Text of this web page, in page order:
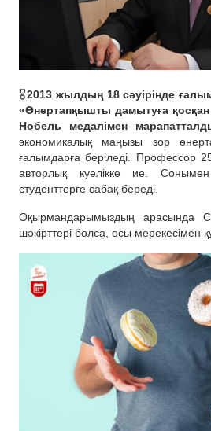
🎖2013 жылдың 18 сәуірінде
«Өнертапқышты дамытуға
Нобель медалімен
экономикалық маңызы зор
ғалымдарға беріледі. Профессор
авторлық куәлікке ие.
студенттерге сабақ береді.
Оқырмандарымыздың арасында
шәкірттері болса, осы мерекесімен